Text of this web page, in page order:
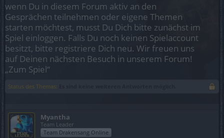
wenn Du in diesem Forum aktiv an den
Gesprächen teilnehmen oder eigene Themen
starten möchtest, musst Du Dich bitte zunächst im
Spiel einloggen. Falls Du noch keinen Spielaccount
besitzt, bitte registriere Dich neu. Wir freuen uns
auf Deinen nächsten Besuch in unserem Forum!
„Zum Spiel“
Status des Themas:
Myantha
Team Leader
Team Drakensang Online